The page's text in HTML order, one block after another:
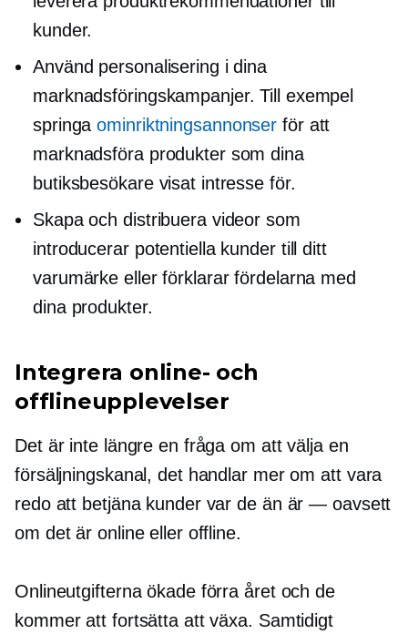
kunder.
Använd personalisering i dina
marknadsföringskampanjer. Till exempel
springaominriktningsannonser för att
marknadsföra produkter som dina
butiksbesökare visat intresse för.
Skapa och distribuera videor som
introducerar potentiella kunder till ditt
varumärke eller förklarar fördelarna med
dina produkter.
Integrera online- och
offlineupplevelser
Det är inte längre en fråga om att välja en
försäljningskanal, det handlar mer om att vara
redo att betjäna kunder var de än är — oavsett
om det är online eller offline.
Onlineutgifterna ökade förra året och de
kommer att fortsätta att växa. Samtidigt